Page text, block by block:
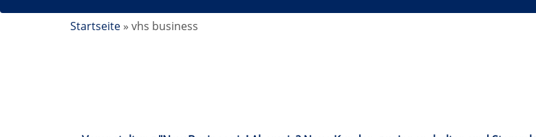
Startseite » vhs business